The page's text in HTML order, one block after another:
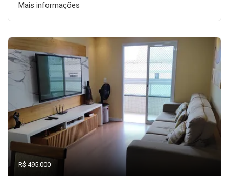
Mais informações
R$ 495.000